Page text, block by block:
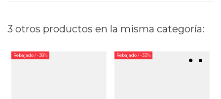
3 otros productos en la misma categoría:
Rebajado/ -38% Rebajado/ -33%